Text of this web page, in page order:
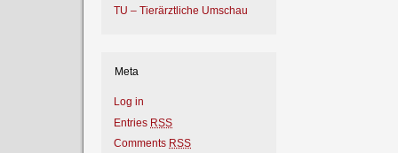
TU – Tierärztliche Umschau
Meta
Log in
Entries RSS
Comments RSS